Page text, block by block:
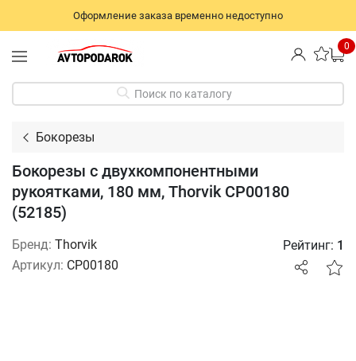
Оформление заказа временно недоступно
0
Поиск по каталогу
Бокорезы
Бокорезы с двухкомпонентными
рукоятками, 180 мм, Thorvik CP00180
(52185)
Бренд: Thorvik
Артикул: CP00180
Рейтинг: 1